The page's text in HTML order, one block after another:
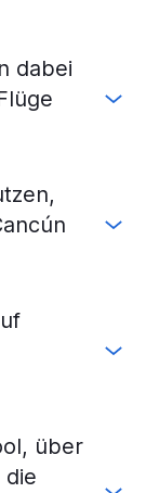
dabei
über